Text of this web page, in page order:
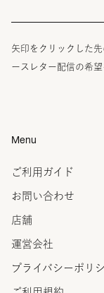
矢印をクリックした
ースレター配信の希
Menu
ご利用ガイド
お問い合わせ
店舗
運営会社
プライバシーポリ